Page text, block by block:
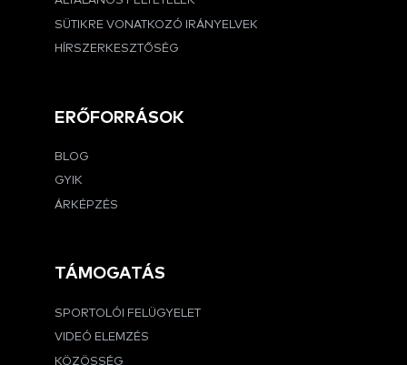
SÜTIKRE VONATKOZÓ IRÁNYELVEK
HÍRSZERKESZTŐSÉG
ERŐFORRÁSOK
BLOG
GYIK
ÁRKÉPZÉS
TÁMOGATÁS
SPORTOLÓI FELÜGYELET
VIDEÓ ELEMZÉS
KÖZÖSSÉG